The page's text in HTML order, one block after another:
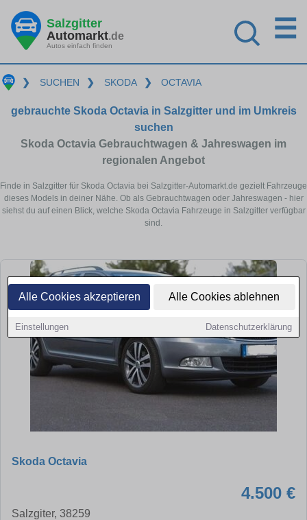
Alle Cookies akzeptieren Alle Cookies ablehnen
Einstellungen Datenschutzerklärung
Salzgitter
Automarkt.de
Autos einfach finden
☰
❯ SUCHEN ❯ SKODA ❯ OCTAVIA
gebrauchte Skoda Octavia in Salzgitter und im Umkreis
suchen
Skoda Octavia Gebrauchtwagen & Jahreswagen im
regionalen Angebot
Finde in Salzgitter für Skoda Octavia bei Salzgitter-Automarkt.de gezielt Fahrzeuge
dieses Models in deiner Nähe. Ob als Gebrauchtwagen oder Jahreswagen - hier
siehst du auf einen Blick, welche Skoda Octavia Fahrzeuge in Salzgitter verfügbar
sind.
Skoda Octavia
4.500 €
Salzgiter, 38259